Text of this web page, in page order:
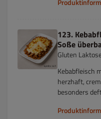
123.
Soße
Gluten
Kebabfleisch
herzhaft,
besonders